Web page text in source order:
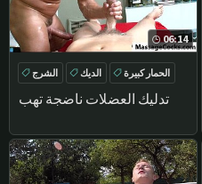
06:14
تدليك العضلات ناضجة تهب
الشرج الديك
الحمار كبيرة
ناقتي